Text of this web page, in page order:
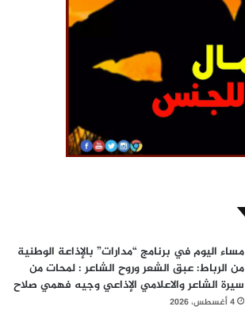
مساء اليوم في برنامج “مدارات” بالإذاعة الوطنية
من الرباط: عبق الشعر وروح الشاعر : لمحات من
سيرة الشاعر والاعلامي الإذاعي وجيه فهمي صلاح
4 أغسطس، 2026